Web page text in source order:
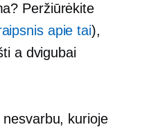
Peržiūrėkite
apie tai),
a dvigubai
kurioje